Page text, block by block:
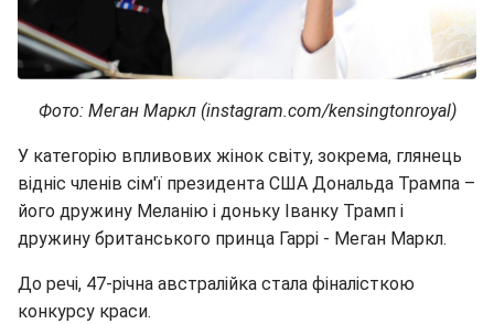
Фото: Меган Маркл (instagram.com/kensingtonroyal)
У категорію впливових жінок світу, зокрема, глянець
відніс членів сім'ї президента США Дональда Трампа –
його дружину Меланію і доньку Іванку Трамп і
дружину британського принца Гаррі - Меган Маркл.
До речі, 47-річна австралійка стала фіналісткою
конкурсу краси.